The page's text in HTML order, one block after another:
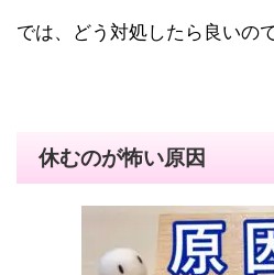
では、どう対処したら良いの
休むのが怖い原因